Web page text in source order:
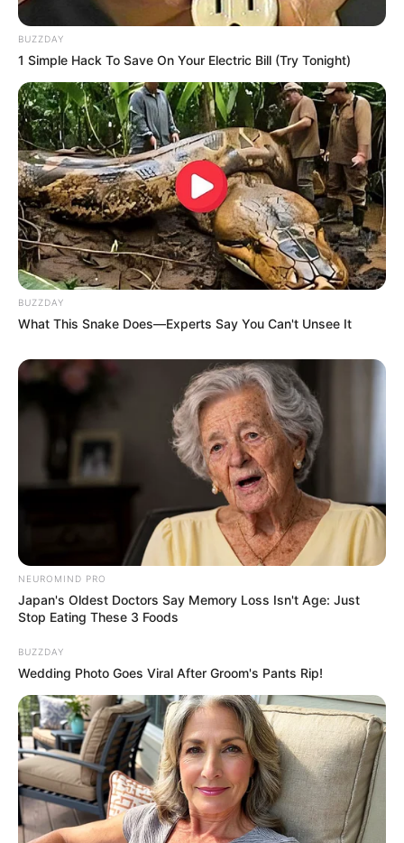
BUZZDAY
1 Simple Hack To Save On Your Electric Bill (Try Tonight)
BUZZDAY
What This Snake Does—Experts Say You Can't Unsee It
NEUROMIND PRO
Japan's Oldest Doctors Say Memory Loss Isn't Age: Just
Stop Eating These 3 Foods
BUZZDAY
Wedding Photo Goes Viral After Groom's Pants Rip!